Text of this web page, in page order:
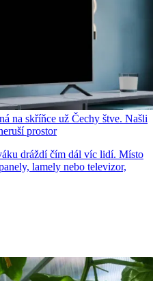
na skříňce už Čechy štve. Našli
prostor
dráždí čím dál víc lidí. Místo
lamely nebo televizor,